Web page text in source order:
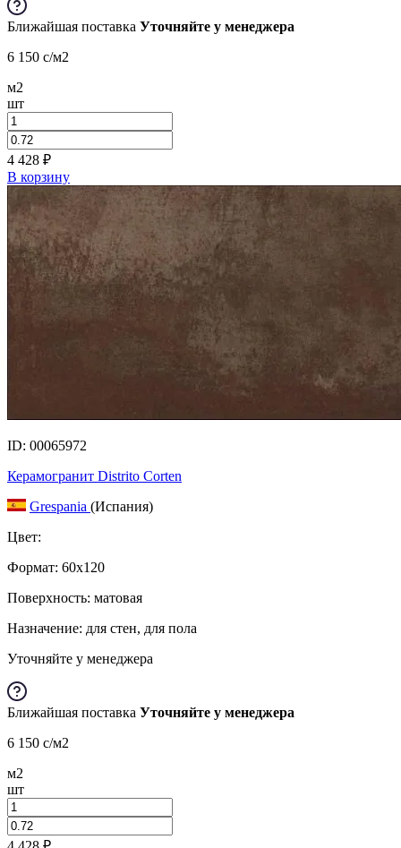
Ближайшая поставка Уточняйте у менеджера
6 150 c/м2
м2
шт
4 428 ₽
В корзину
ID: 00065972
Керамогранит Distrito Corten
Grespania (Испания)
Цвет:
Формат: 60x120
Поверхность: матовая
Назначение: для стен, для пола
Уточняйте у менеджера
Ближайшая поставка Уточняйте у менеджера
6 150 c/м2
м2
шт